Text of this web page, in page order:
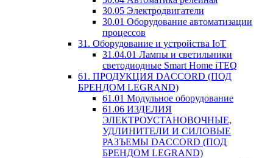
30.05 Электродвигатели
30.01 Оборудование автоматизации
процессов
31. Оборудование и устройства IoT
31.04.01 Лампы и светильники
светодиодные Smart Home iTEQ
61. ПРОДУКЦИЯ DACCORD (ПОД
БРЕНДОМ LEGRAND)
61.01 Модульное оборудование
61.06 ИЗДЕЛИЯ
ЭЛЕКТРОУСТАНОВОЧНЫЕ,
УДЛИНИТЕЛИ И СИЛОВЫЕ
РАЗЪЕМЫ DACCORD (ПОД
БРЕНДОМ LEGRAND)